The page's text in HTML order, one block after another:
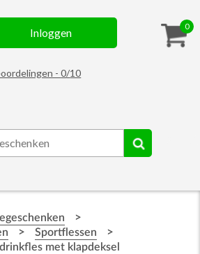
0
Inloggen
-0/10
>
> Sportflessen >
met klapdeksel